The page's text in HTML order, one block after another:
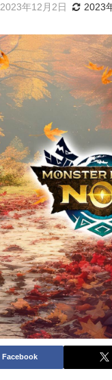
2023年12月2日 2023
Facebook